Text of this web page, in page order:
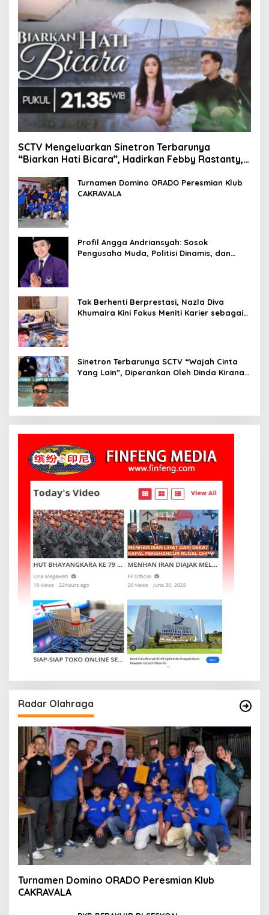
SCTV Mengeluarkan Sinetron Terbarunya
“Biarkan Hati Bicara”, Hadirkan Febby Rastanty,
Turnamen Domino ORADO Peresmian Klub
CAKRAVALA
Profil Angga Andriansyah: Sosok
Pengusaha Muda, Politisi Dinamis, dan
Tak Berhenti Berprestasi, Nazla Diva
Khumaira Kini Fokus Meniti Karier sebagai
Sinetron Terbarunya SCTV “Wajah Cinta
Yang Lain”, Diperankan Oleh Dinda Kirana,
Radar Olahraga
Turnamen Domino ORADO Peresmian Klub
CAKRAVALA